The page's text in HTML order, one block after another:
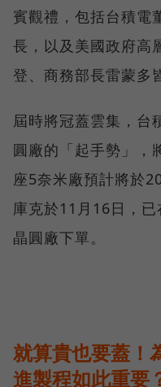
賓觀禮，包括台積電
長，以及美國政府高
登、商務部長雷蒙多
屆時將冠蓋雲集，台
圓廠的「起手勢」，
座5奈米廠預計將於
庫克於11月16日，
晶圓廠下單。
就算貴也要蓋！
進製程如此重要